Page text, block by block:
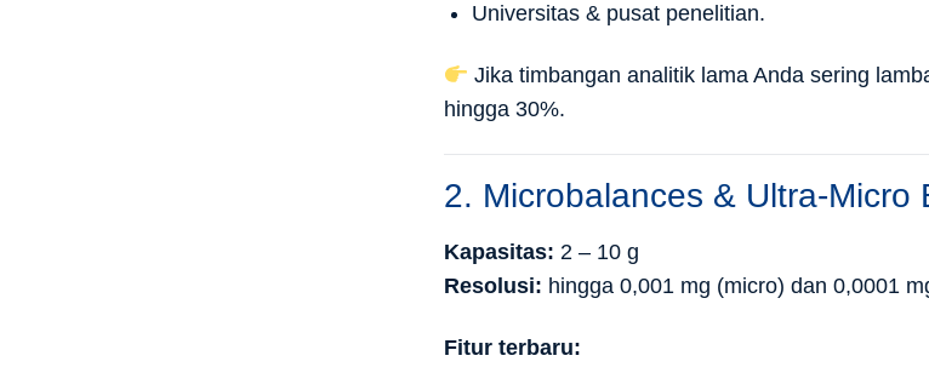
Universitas & pusat penelitian.
Jika timbangan analitik lama Anda sering
hingga 30%.
2. Microbalances & Ultra-Micro
Kapasitas: 2 – 10 g
Resolusi: hingga 0,001 mg (micro) dan 0,0001
Fitur terbaru: